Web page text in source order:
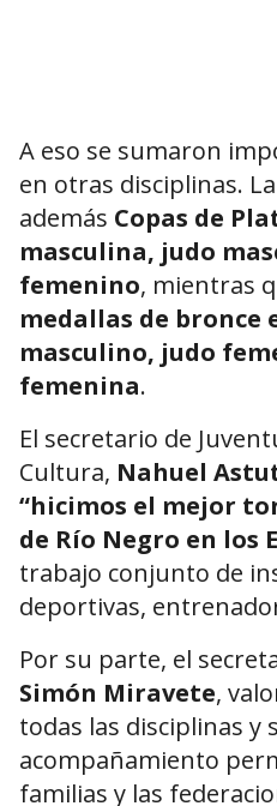
A eso se sumaron
en otras disciplinas.
además Copas de
masculina, judo
femenino, mientras
medallas de bronce
masculino, judo
femenina.
El secretario de
Cultura, Nahuel
“hicimos el mejor
de Río Negro en los
trabajo conjunto de
deportivas,
Por su parte, el
Simón Miravete,
todas las disciplinas y
acompañamiento
familias y las